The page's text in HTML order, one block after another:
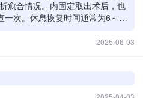
愈合情况。内固定取出术后，也
一次。休息恢复时间通常为6～
合功能锻炼。
2025-06-03